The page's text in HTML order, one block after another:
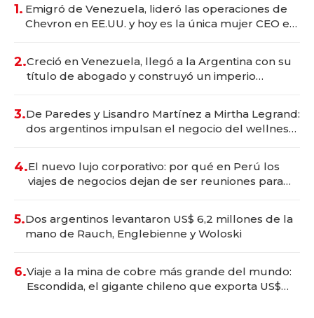
1. Emigró de Venezuela, lideró las operaciones de
Chevron en EE.UU. y hoy es la única mujer CEO en
2.Creció en Venezuela, llegó a la Argentina con su
título de abogado y construyó un imperio
3.De Paredes y Lisandro Martínez a Mirtha Legrand:
dos argentinos impulsan el negocio del wellness
4.El nuevo lujo corporativo: por qué en Perú los
viajes de negocios dejan de ser reuniones para
5.Dos argentinos levantaron US$ 6,2 millones de la
mano de Rauch, Englebienne y Woloski
6.Viaje a la mina de cobre más grande del mundo:
Escondida, el gigante chileno que exporta US$